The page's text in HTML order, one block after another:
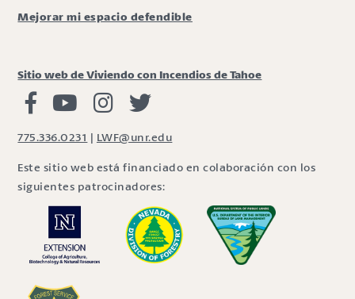
Mejorar mi espacio defendible
Sitio web de Viviendo con Incendios de Tahoe
Viviendo con Incendios Facebook
Vivir con fuego Youtube
Vivir con fuego Instagram
775.336.0231 | LWF@unr.edu
Este sitio web está financiado en colaboración con los
siguientes patrocinadores: